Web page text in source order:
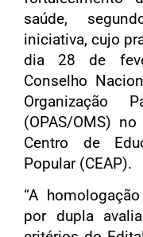
saúde,
iniciativa, cujo
dia 28 de
Conselho
Organização
(OPAS/OMS)
Centro de
Popular (CEAP).
“A
por dupla